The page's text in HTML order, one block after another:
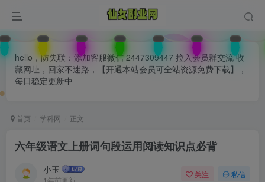
hello，防失联：添加客服微信 2447309447 拉入会员群交流 收
藏网址，回家不迷路，【开通本站会员可全站资源免费下载】，
每日稳定更新中
首页 学科网 正文
六年级语文上册词句段运用阅读知识点必背
小玉
1年前更新
关注 私信